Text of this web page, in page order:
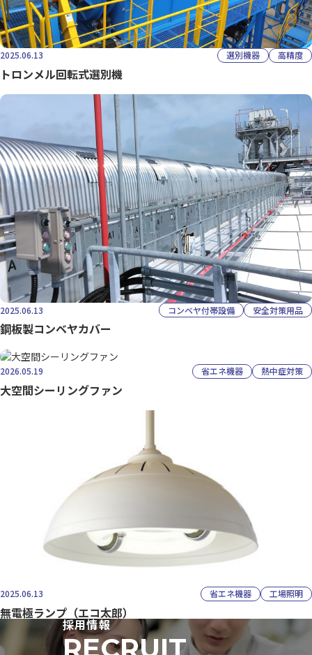
2025.06.13 選別機器 高精度
トロンメル回転式選別機
2025.06.13 コンベヤ付帯設備 安全対策用品
鋼板製コンベヤカバー
2026.05.19 省エネ機器 熱中症対策
大空間シーリングファン
2025.06.13 省エネ機器 工場照明
無電極ランプ（エコ太郎）
採用情報
RECRUIT